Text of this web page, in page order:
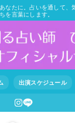
なたに。占いを通して、
を言葉にします。
出演スケジュール